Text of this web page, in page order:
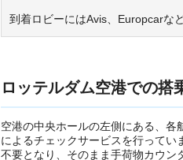
到着ロビーにはAvis、Europcarな
ロッテルダム空港での搭
空港の中央ホールの左側にある、
によるチェックサービスを行って
不要となり、そのまま手荷物カウン